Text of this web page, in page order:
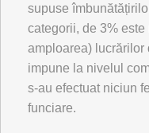
supuse
categorii, de 3%
amploarea) lucrărilor
impune la nivelul
s-au efectuat niciun
funciare.